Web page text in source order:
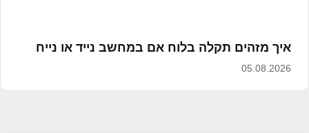
איך מזהים תקלה בלוח אם במחשב נייד או נייח
05.08.2026